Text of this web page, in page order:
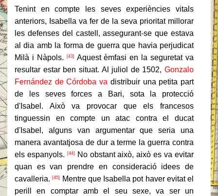
Tenint en compte les seves experiències vitals
anteriors, Isabella va fer de la seva prioritat millorar
les defenses del castell, assegurant-se que estava
al dia amb la forma de guerra que havia perjudicat
Milà i Nàpols.
[43]
Aquest èmfasi en la seguretat va
resultar estar ben situat. Al juliol de 1502, Gonzalo
Fernández de Córdoba va distribuir una petita part
de les seves forces a Bari, sota la protecció
d'Isabel.
Això va provocar que els francesos
tinguessin en compte un atac contra el ducat
d'Isabel, alguns van argumentar que seria una
manera avantatjosa de dur a terme la guerra contra
els espanyols.
[44]
No obstant això, això es va evitar
quan es van prendre en consideració idees de
cavalleria. [45]
Mentre que Isabella pot haver evitat el
perill en comptar amb el seu sexe, va ser un